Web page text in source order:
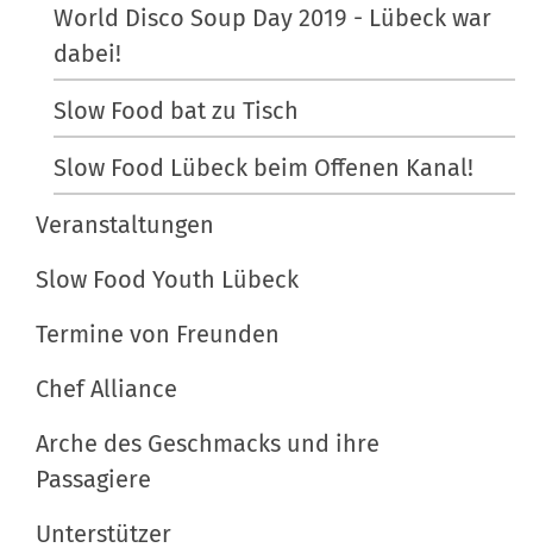
World Disco Soup Day 2019 - Lübeck war
dabei!
Slow Food bat zu Tisch
Slow Food Lübeck beim Offenen Kanal!
Veranstaltungen
Slow Food Youth Lübeck
Termine von Freunden
Chef Alliance
Arche des Geschmacks und ihre
Passagiere
Unterstützer